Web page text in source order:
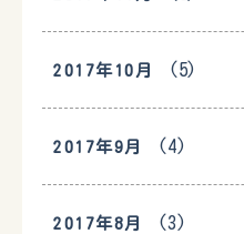
2017年10月 (5)
2017年9月 (4)
2017年8月 (3)